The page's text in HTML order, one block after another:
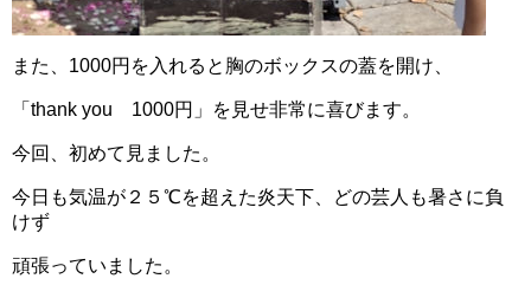
また、1000円を入れると胸のボックスの蓋を開け、
「thank you 1000円」を見せ非常に喜びます。
今回、初めて見ました。
今日も気温が２５℃を超えた炎天下、どの芸人も暑さに負
けず
頑張っていました。